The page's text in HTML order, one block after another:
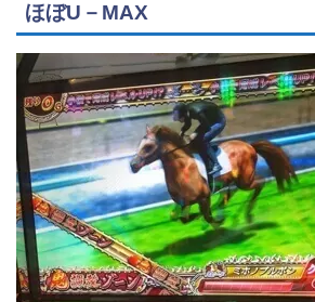
ほぼU－MAX